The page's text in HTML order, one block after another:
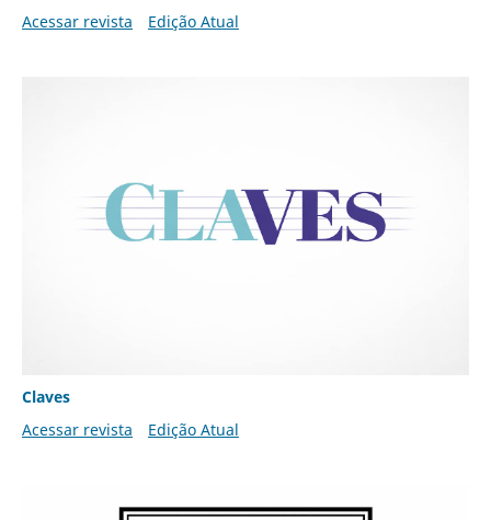
Acessar revista
Edição Atual
Claves
Acessar revista
Edição Atual